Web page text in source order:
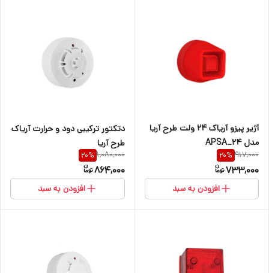
آژیر پیزو آریاک 24 ولت طرح آریا
مدل APSA_24
917,000
20%
733,000
افزودن به سبد
دتکتور ترکیبی دود و حرارت آریاک
طرح آریا
1,080,000
20%
864,000
افزودن به سبد